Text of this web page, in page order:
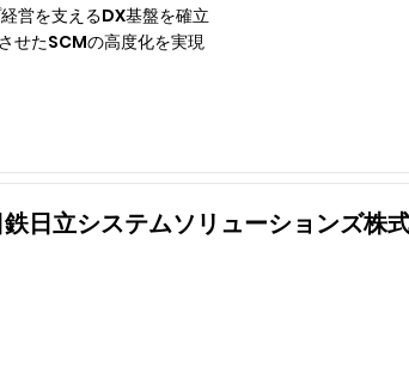
営を支えるDX基盤を確立
せたSCMの高度化を実現
日立システムソリューションズ株式